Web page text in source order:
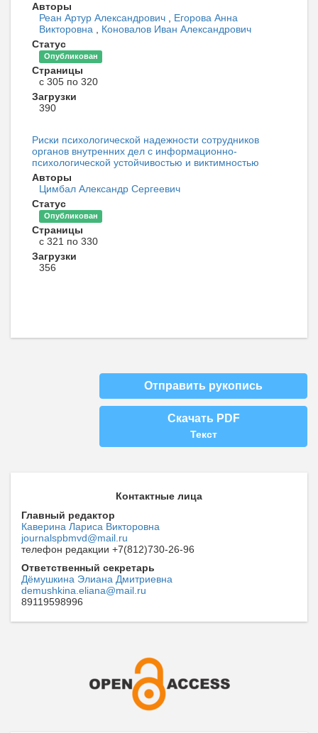
Авторы
Реан Артур Александрович , Егорова Анна
Викторовна , Коновалов Иван Александрович
Статус
Опубликован
Страницы
с 305 по 320
Загрузки
390
Риски психологической надежности сотрудников
органов внутренних дел с информационно-
психологической устойчивостью и виктимностью
Авторы
Цимбал Александр Сергеевич
Статус
Опубликован
Страницы
с 321 по 330
Загрузки
356
Отправить рукопись
Скачать PDF
Текст
Контактные лица
Главный редактор
Каверина Лариса Викторовна
journalspbmvd@mail.ru
телефон редакции +7(812)730-26-96
Ответственный секретарь
Дёмушкина Элиана Дмитриевна
demushkina.eliana@mail.ru
89119598996